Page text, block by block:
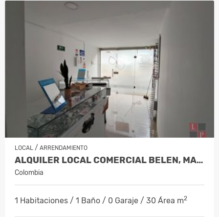
LOCAL / ARRENDAMIENTO
ALQUILER LOCAL COMERCIAL BELEN, MANIZ…
Colombia
1 Habitaciones / 1 Baño / 0 Garaje / 30 Área m2